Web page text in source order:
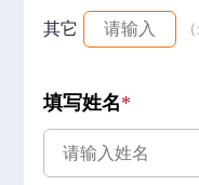
其它
填写姓名*